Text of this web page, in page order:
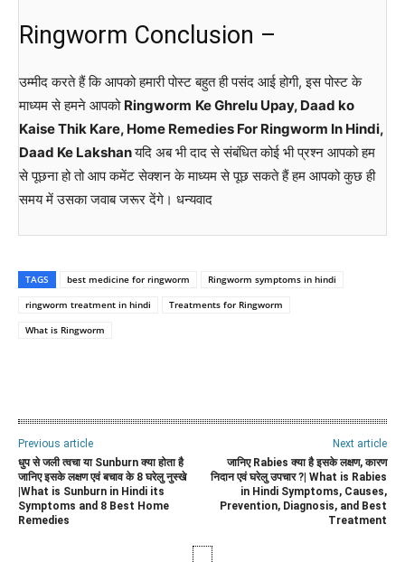
Ringworm Conclusion –
उम्मीद करते हैं कि आपको हमारी पोस्ट बहुत ही पसंद आई होगी, इस पोस्ट के
माध्यम से हमने आपको Ringworm Ke Ghrelu Upay, Daad ko
Kaise Thik Kare, Home Remedies For Ringworm In Hindi,
Daad Ke Lakshanयदि अब भी दाद से संबंधित कोई भी प्रश्न आपको हम
से पूछना हो तो आप कमेंट सेक्शन के माध्यम से पूछ सकते हैं हम आपको कुछ ही
समय में उसका जवाब जरूर देंगे। धन्यवाद
TAGS best medicine for ringworm
Ringworm symptoms in hindi
ringworm treatment in hindi
Treatments for Ringworm
What is Ringworm
Previous article
धुप से जली त्वचा या Sunburn क्या होता है
जानिए इसके लक्षण एवं बचाव के 8 घरेलु नुस्खे
|What is Sunburn in Hindi its
Symptoms and 8 Best Home
Remedies
Next article
जानिए Rabies क्या है इसके लक्षण, कारण
निदान एवं घरेलु उपचार ?| What is Rabies
in Hindi Symptoms, Causes,
Prevention, Diagnosis, and Best
Treatment